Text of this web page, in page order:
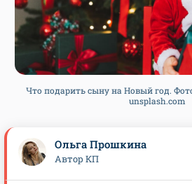
Что подарить сыну на Новый год.
unsplash.com
Ольга Прошкина
Автор КП